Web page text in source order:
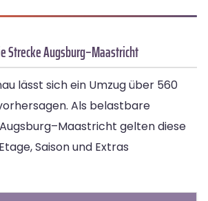
Strecke Augsburg–Maastricht
lässt sich ein Umzug über 560
Als belastbare
gelten diese
Saison und Extras